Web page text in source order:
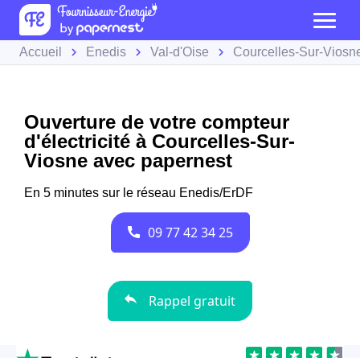
Accueil Enedis Val-d'Oise Courcelles-Sur-